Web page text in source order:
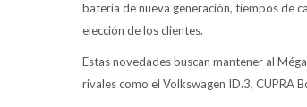
batería de nueva generación, tiempos de
elección de los clientes.
Estas novedades buscan mantener al
rivales como el Volkswagen ID.3, CUPRA